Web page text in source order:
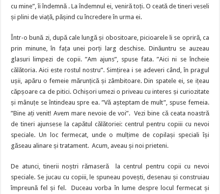
cu mine”, îi îndemnă . La îndemnul ei, veniră toți. O ceată de tineri veseli
și plini de viață, pășind cu încredere în urma ei.
Într-o bună zi, după cale lungă și obositoare, picioarele li se opriră, ca
prin minune, în fața unei porți larg deschise. Dinăuntru se auzeau
glasuri limpezi de copii. ”Am ajuns”, spuse fata. ”Aici ni se încheie
călătoria. Aici este rostul nostru”. Simțirea i se adeveri când, în pragul
ușii, apăru o femeie mărunțică și zâmbitoare. Din spatele ei, se ițeau
căpșoare ca de pitici. Ochișori umezi o priveau cu interes și curiozitate
și mânuțe se întindeau spre ea. ”Vă așteptam de mult”, spuse femeia.
”Bine ați venit! Avem mare nevoie de voi”. Vezi bine că ceata noastră
de tineri ajunsese la capătul călătoriei: centrul pentru copiii cu nevoi
speciale. Un loc fermecat, unde o mulțime de copilași speciali își
găseau alinare și tratament. Acum, aveau și noi prieteni.
De atunci, tinerii noștri rămaseră la centrul pentru copii cu nevoi
speciale. Se jucau cu copiii, le spuneau povești, desenau și construiau
împreună fel și fel. Duceau vorba în lume despre locul fermecat și